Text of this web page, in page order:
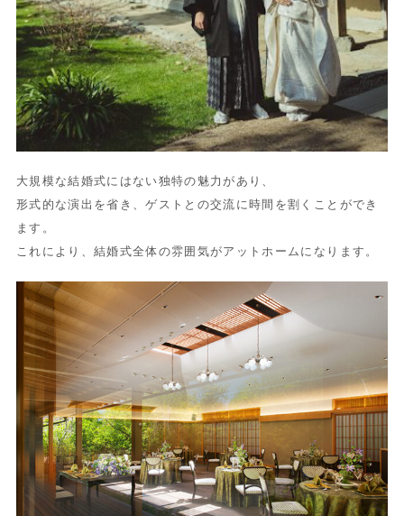
大規模な結婚式にはない独特の魅力があり、
形式的な演出を省き、ゲストとの交流に時間を割くことができ
ます。
これにより、結婚式全体の雰囲気がアットホームになります。